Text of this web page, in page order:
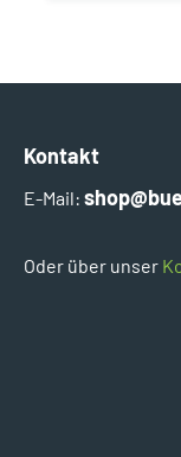
Kontakt
E-Mail:
Oder über unser